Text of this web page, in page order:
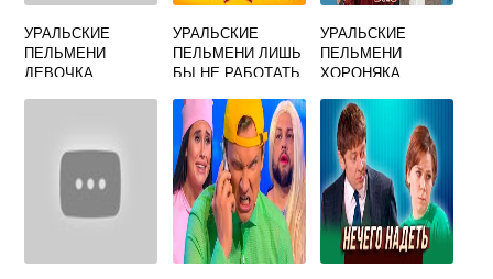
УРАЛЬСКИЕ
ПЕЛЬМЕНИ
ДЕВОЧКА
УРАЛЬСКИЕ
ПЕЛЬМЕНИ ЛИШЬ
БЫ НЕ РАБОТАТЬ
УРАЛЬСКИЕ
ПЕЛЬМЕНИ
ХОРОНЯКА